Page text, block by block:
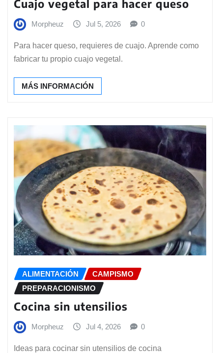
Cuajo vegetal para hacer queso
Morpheuz Jul 5, 2026 0
Para hacer queso, requieres de cuajo. Aprende como
fabricar tu propio cuajo vegetal.
MÁS INFORMACIÓN
ALIMENTACIÓN
CAMPISMO
PREPARACIONISMO
Cocina sin utensilios
Morpheuz Jul 4, 2026 0
Ideas para cocinar sin utensilios de cocina